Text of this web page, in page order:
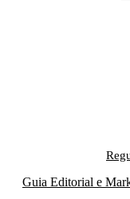
Guia Editorial e